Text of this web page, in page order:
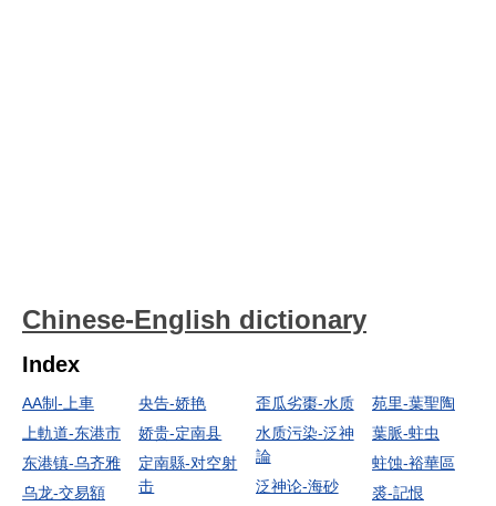
Chinese-English dictionary
Index
AA制-上車
上軌道-东港市
东港镇-乌齐雅
乌龙-交易額
央告-娇艳
娇贵-定南县
定南縣-对空射
击
歪瓜劣棗-水质
水质污染-泛神
論
泛神论-海砂
苑里-葉聖陶
葉脈-蛀虫
蛀蚀-裕華區
裘-記恨